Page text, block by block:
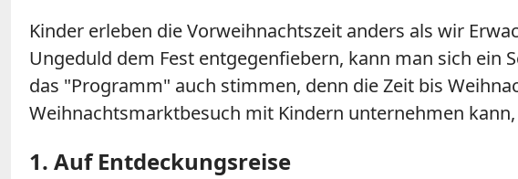
Kinder erleben die Vorweihnachtszeit anders als wir
Ungeduld dem Fest entgegenfiebern, kann man sich ein
das "Programm" auch stimmen, denn die Zeit bis
Weihnachtsmarktbesuch mit Kindern unternehmen
1. Auf Entdeckungsreise